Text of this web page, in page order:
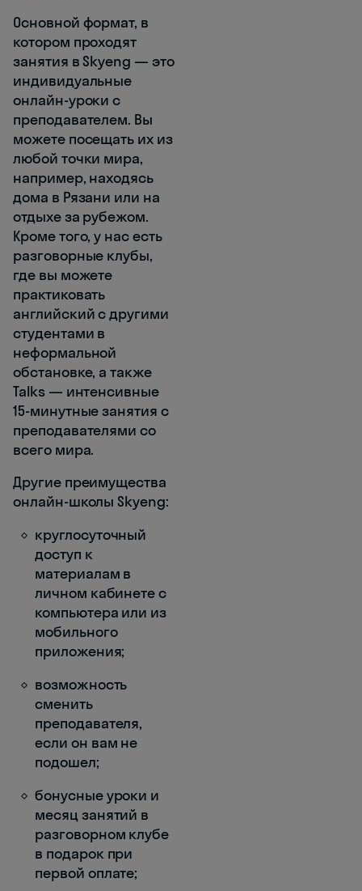
Основной формат, в
котором проходят
занятия в Skyeng — это
индивидуальные
онлайн-уроки с
преподавателем. Вы
можете посещать их из
любой точки мира,
например, находясь
дома в Рязани или на
отдыхе за рубежом.
Кроме того, у нас есть
разговорные клубы,
где вы можете
практиковать
английский с другими
студентами в
неформальной
обстановке, а также
Talks — интенсивные
15-минутные занятия с
преподавателями со
всего мира.
Другие преимущества
онлайн-школы Skyeng:
круглосуточный
доступ к
материалам в
личном кабинете с
компьютера или из
мобильного
приложения;
возможность
сменить
преподавателя,
если он вам не
подошел;
бонусные уроки и
месяц занятий в
разговорном клубе
в подарок при
первой оплате;